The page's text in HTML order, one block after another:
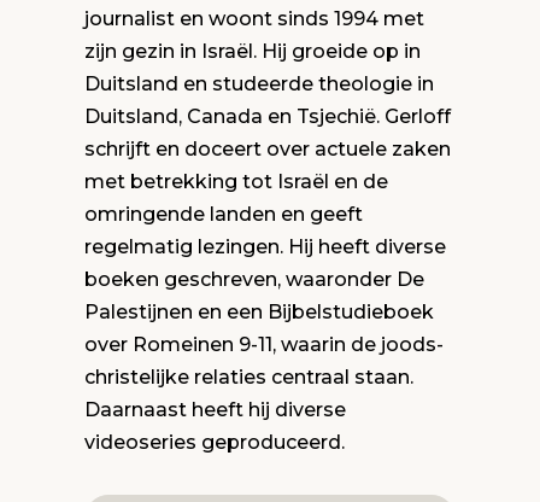
journalist en woont sinds 1994 met
zijn gezin in Israël. Hij groeide op in
Duitsland en studeerde theologie in
Duitsland, Canada en Tsjechië. Gerloff
schrijft en doceert over actuele zaken
met betrekking tot Israël en de
omringende landen en geeft
regelmatig lezingen. Hij heeft diverse
boeken geschreven, waaronder De
Palestijnen en een Bijbelstudieboek
over Romeinen 9-11, waarin de joods-
christelijke relaties centraal staan.
Daarnaast heeft hij diverse
videoseries geproduceerd.